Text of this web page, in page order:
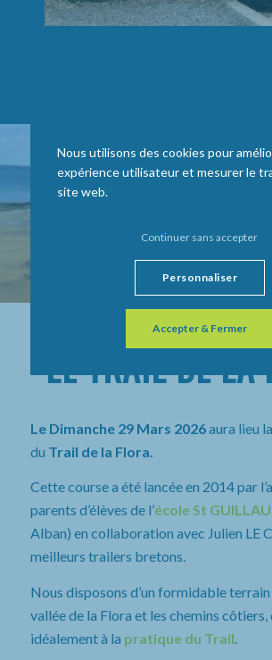
LE TRAIL DE LA
Le Dimanche 29 Mars 2026aura lieu
du Trail de la Flora.
Cette course a été lancée en 2014 par
parents d’élèves de l’école St
Alban) en collaboration avec Julien LE
meilleurs trailers bretons.
Nous disposons d’un formidable
vallée de la Flora et les chemins
idéalement à la pratique du Trail
Nous utilisons des cookies pour
expérience utilisateur et mesurer le
site web.
Accepter & Fermer
Continuer sans accepter
Personnaliser